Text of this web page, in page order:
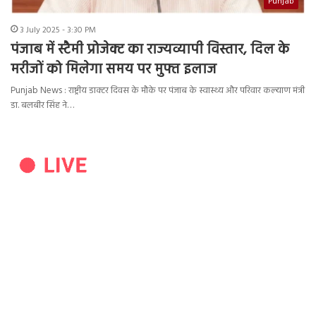
3 July 2025 - 3:30 PM
पंजाब में स्टैमी प्रोजेक्ट का राज्यव्यापी विस्तार, दिल के
मरीजों को मिलेगा समय पर मुफ्त इलाज
Punjab News : राष्ट्रीय डाक्टर दिवस के मौके पर पंजाब के स्वास्थ्य और परिवार कल्याण मंत्री
डा. बलबीर सिंह ने…